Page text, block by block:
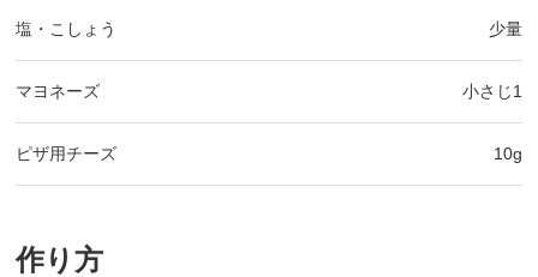
塩・こしょう 少量
マヨネーズ 小さじ1
ピザ用チーズ 10g
作り方